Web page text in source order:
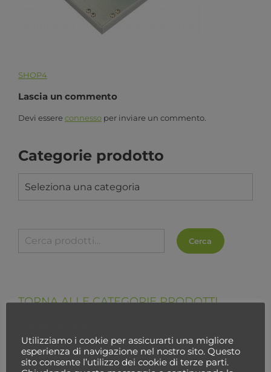
SHOP4
Lascia un commento
Devi essere connesso per inviare un commento.
Categorie prodotto
Seleziona una categoria
Cerca
TORNA ALLE CATEGORIE PRODOTTI
Utilizziamo i cookie per assicurarti una migliore
esperienza di navigazione nel nostro sito. Questo
sito consente l’utilizzo dei cookie di terze parti.